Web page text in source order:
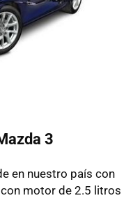
3
en nuestro país con
motor de 2.5 litros